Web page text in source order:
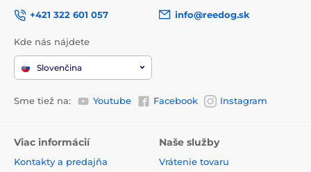
+421 322 601 057
info@reedog.sk
Kde nás nájdete
Slovenčina
Sme tiež na: Youtube Facebook Instagram
Viac informácií
Kontakty a predajňa
Naše služby
Vrátenie tovaru